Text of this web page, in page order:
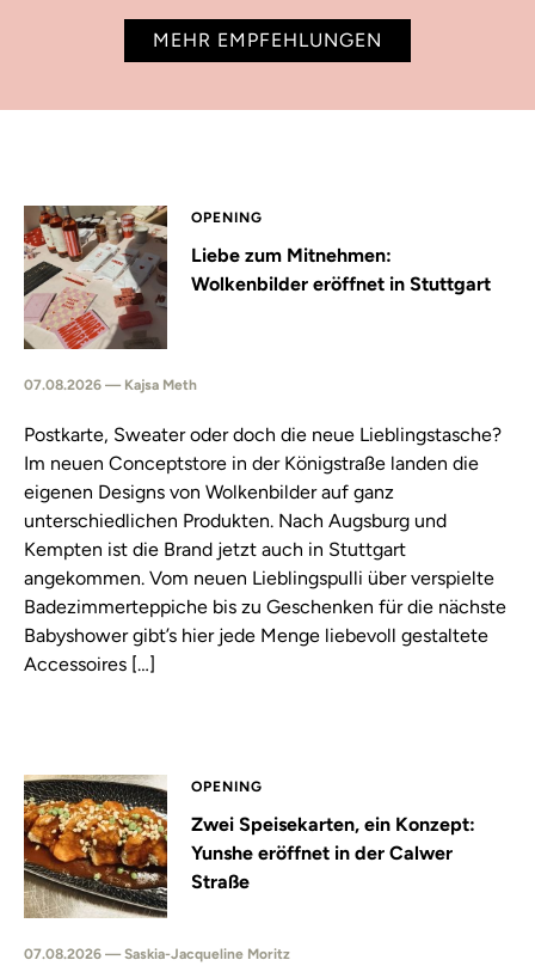
MEHR EMPFEHLUNGEN
OPENING
Liebe zum Mitnehmen:
Wolkenbilder eröffnet in Stuttgart
07.08.2026 — Kajsa Meth
Postkarte, Sweater oder doch die neue Lieblingstasche?
Im neuen Conceptstore in der Königstraße landen die
eigenen Designs von Wolkenbilder auf ganz
unterschiedlichen Produkten. Nach Augsburg und
Kempten ist die Brand jetzt auch in Stuttgart
angekommen. Vom neuen Lieblingspulli über verspielte
Badezimmerteppiche bis zu Geschenken für die nächste
Babyshower gibt’s hier jede Menge liebevoll gestaltete
Accessoires […]
OPENING
Zwei Speisekarten, ein Konzept:
Yunshe eröffnet in der Calwer
Straße
07.08.2026 — Saskia-Jacqueline Moritz